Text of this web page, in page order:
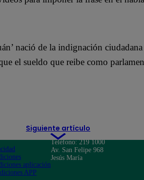
nació de la indignación
el sueldo que reibe como
Siguiente artículo
aplicación
APP
Teléfono: 219 1000
Av. San Felipe 968
Jesús María